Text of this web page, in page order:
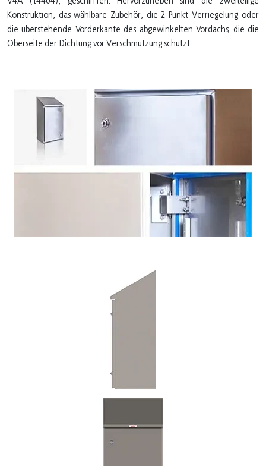
Konstruktion, das wählbare Zubehör, die 2-Punkt-Verriegelung oder
die überstehende Vorderkante des abgewinkelten Vordachs, die die
Oberseite der Dichtung vor Verschmutzung schützt.